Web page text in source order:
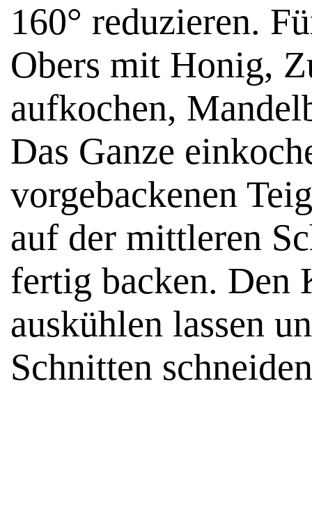
160° reduzieren.
Obers mit Honig,
aufkochen,
Das Ganze
vorgebackenen
auf der mittleren
fertig backen. Den
auskühlen lassen
Schnitten